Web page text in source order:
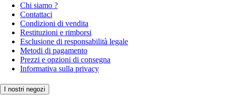
Chi siamo ?
Contattaci
Condizioni di vendita
Restituzioni e rimborsi
Esclusione di responsabilità legale
Metodi di pagamento
Prezzi e opzioni di consegna
Informativa sulla privacy
I nostri negozi